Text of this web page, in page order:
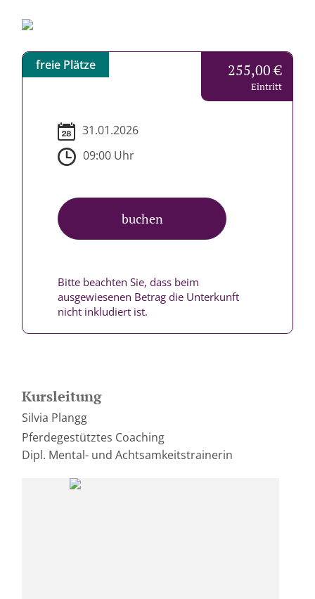
freie Plätze 255,00 €
Eintritt
31.01.2026
09:00 Uhr
buchen
Bitte beachten Sie, dass beim
ausgewiesenen Betrag die Unterkunft
nicht inkludiert ist.
Kursleitung
Silvia Plangg
Pferdegestütztes Coaching
Dipl. Mental- und Achtsamkeitstrainerin